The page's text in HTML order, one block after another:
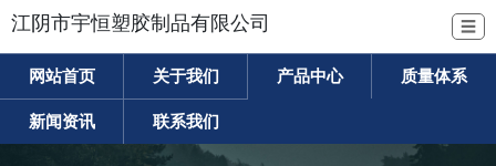
江阴市宇恒塑胶制品有限公司 ☰
网站首页 关于我们 产品中心 质量体系
新闻资讯 联系我们